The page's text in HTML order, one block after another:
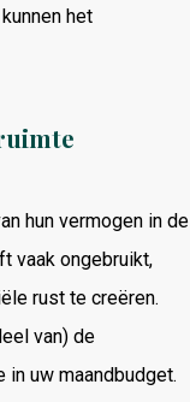
het
hun vermogen in de
vaak ongebruikt,
rust te creëren.
van) de
in uw maandbudget.